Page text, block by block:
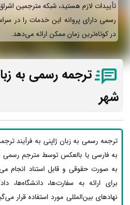
تأییدات لازم هستید، شبکه مترجمین
رسمی دارای پروانه این خدمات را در
در کوتاه‌ترین زمان ممکن ارائه می‌دهد.
ترجمه رسمی به
شهر
ترجمه رسمی به زبان ژاپنی به فرآیند
به فارسی یا بالعکس توسط مترجم رسمی
به صورت حقوقی و قابل استناد انجام
برای ارائه به سفارت‌ها، دانشگاه‌ها،
نهادهای بین‌المللی مورد استفاده قرار